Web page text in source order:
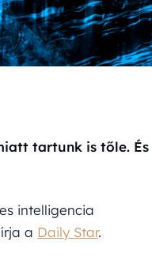
tartunk is tőle. És
intelligencia
a Daily Star.